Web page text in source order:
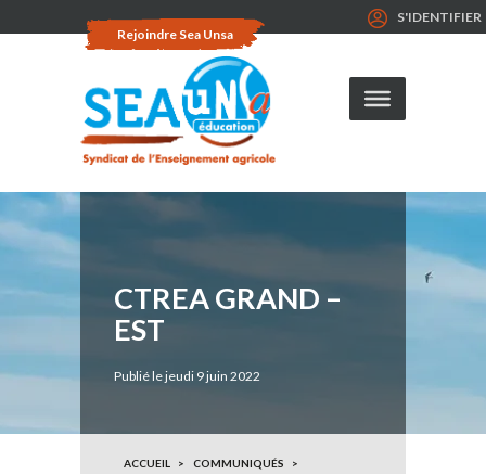
Rejoindre Sea Unsa
S'IDENTIFIER
CTREA GRAND –
EST
Publié le jeudi 9 juin 2022
ACCUEIL
COMMUNIQUÉS